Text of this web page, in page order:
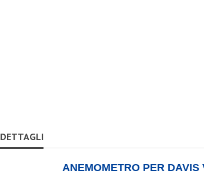
DETTAGLI
ANEMOMETRO PER DAVIS